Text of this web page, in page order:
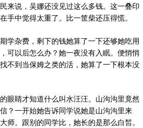
来说，吴娜还没见过这么多钱。这一叠印
手中觉得太重了。比一筐柴还压得慌。
学杂费，剩下的钱她算了一下还够她吃用
可以后怎么办？她一夜没有入眠。便悄悄
不到当保姆之类的活，她算了一下根本没
眼睛才知道什么叫水汪汪。山沟沟里竟然
？一开始她告诉同学说她是山沟沟里来
师。跟别的同学比，她长的是那么白皙。